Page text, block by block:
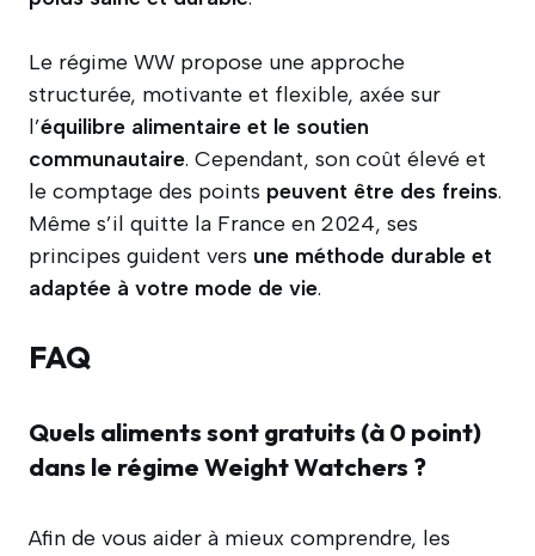
Le régime WW propose une approche
structurée, motivante et flexible, axée sur
l’équilibre alimentaire et le soutien
communautaire. Cependant, son coût élevé et
le comptage des points peuvent être des freins.
Même s’il quitte la France en 2024, ses
principes guident vers une méthode durable et
adaptée à votre mode de vie.
FAQ
Quels aliments sont gratuits (à 0 point)
dans le régime Weight Watchers ?
Afin de vous aider à mieux comprendre, les